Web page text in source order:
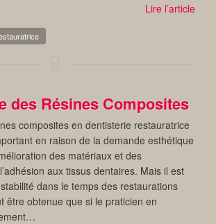
Lire l’article
des Résines Composites
composites en dentisterie restauratrice
en raison de la demande esthétique
des matériaux et des
aux tissus dentaires. Mais il est
dans le temps des restaurations
être obtenue que si le praticien en